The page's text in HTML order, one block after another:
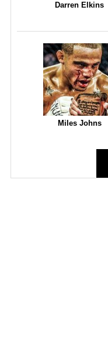
Darren Elkins
Miles Johns